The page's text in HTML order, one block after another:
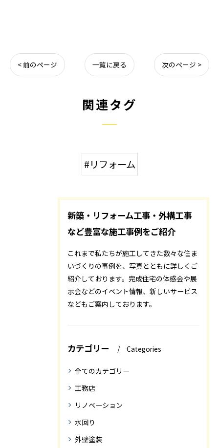
< 前のページ 一覧に戻る 次のページ >
関連タグ
#リフォーム
新築・リフォーム工事・外構工事
など豊富な施工事例をご紹介
これまで私たちが施工してきた数々な住ま
いづくりの事例を、写真とともに詳しくご
紹介しております。完成住宅の体感会や展
示会などのイベント情報、新しいサービス
などもご案内しております。
カテゴリー Categories
全てのカテゴリー
工務店
リノベーション
水回り
外壁塗装